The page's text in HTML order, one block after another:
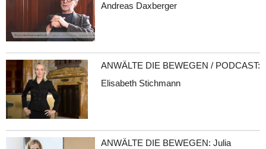
Andreas Daxberger
ANWÄLTE DIE BEWEGEN / PODCAST:
Elisabeth Stichmann
ANWÄLTE DIE BEWEGEN: Julia